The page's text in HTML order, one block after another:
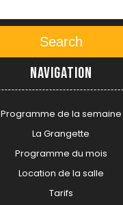
Search
Navigation
Programme de la semaine
La Grangette
Programme du mois
Location de la salle
Tarifs